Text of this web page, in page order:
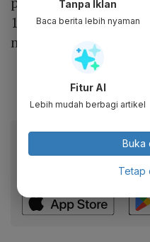
16,8% dan
minum sebesar
Baca artikel ini
Dapatkan pengalaman
fitur menarik lainnya lewat
Tanpa Iklan
Baca berita lebih nyaman
Fitur AI
Lebih mudah berbagi artikel
Buka
Tetap